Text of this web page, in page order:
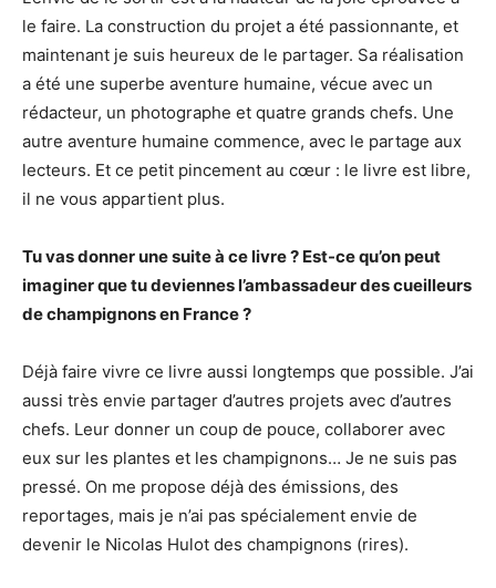
le faire. La construction du projet a été passionnante, et
maintenant je suis heureux de le partager. Sa réalisation
a été une superbe aventure humaine, vécue avec un
rédacteur, un photographe et quatre grands chefs. Une
autre aventure humaine commence, avec le partage aux
lecteurs. Et ce petit pincement au cœur : le livre est libre,
il ne vous appartient plus.
Tu vas donner une suite à ce livre ? Est-ce qu’on peut
imaginer que tu deviennes l’ambassadeur des cueilleurs
de champignons en France ?
Déjà faire vivre ce livre aussi longtemps que possible. J’ai
aussi très envie partager d’autres projets avec d’autres
chefs. Leur donner un coup de pouce, collaborer avec
eux sur les plantes et les champignons… Je ne suis pas
pressé. On me propose déjà des émissions, des
reportages, mais je n’ai pas spécialement envie de
devenir le Nicolas Hulot des champignons (rires).